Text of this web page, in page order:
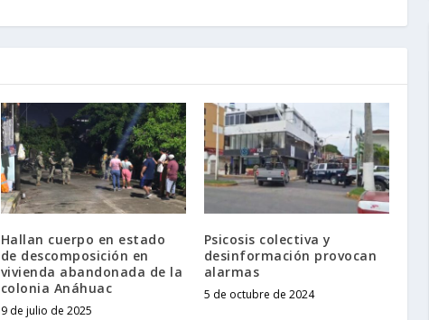
Hallan cuerpo en estado
de descomposición en
vivienda abandonada de la
colonia Anáhuac
9 de julio de 2025
Psicosis colectiva y
desinformación provocan
alarmas
5 de octubre de 2024